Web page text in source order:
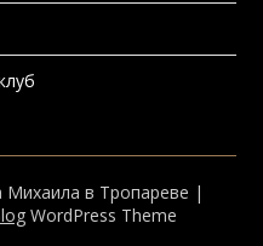
Михаила в Тропареве |
WordPress Theme